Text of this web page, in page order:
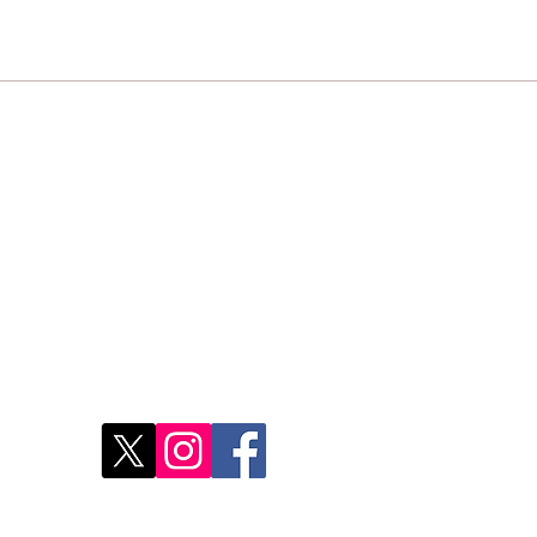
illégaux, les sacs en